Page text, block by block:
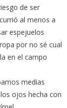
de ser
al menos a
espejuelos
por no sé cual
en el campo
medias
ojos hecha con